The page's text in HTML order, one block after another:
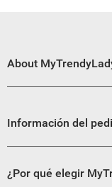
About
Información del
¿Por qué elegir